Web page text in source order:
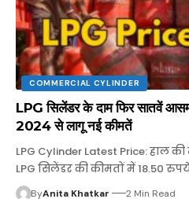
COMMERCIAL CYLINDER
LPG सिलेंडर के दाम फिर सातवें
2024 से लागू नई कीमतें
LPG Cylinder Latest Price: हाल
LPG सिलेंडर की कीमतों में 18.50
ByAnita Khatkar 2 Min Read